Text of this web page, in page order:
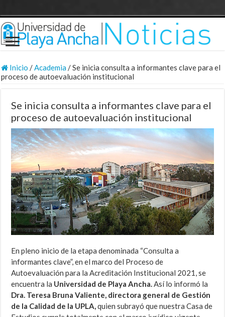
Inicio /Academia/Se inicia consulta a informantes clave para el
proceso de autoevaluación institucional
Se inicia consulta a informantes clave para el
proceso de autoevaluación institucional
En pleno inicio de la etapa denominada “Consulta a
informantes clave”, en el marco del Proceso de
Autoevaluación para la Acreditación Institucional 2021, se
encuentra la Universidad de Playa Ancha.Así lo informó la
Dra. Teresa Bruna Valiente, directora general de Gestión
de la Calidad de la UPLA,quien subrayó que nuestra Casa de